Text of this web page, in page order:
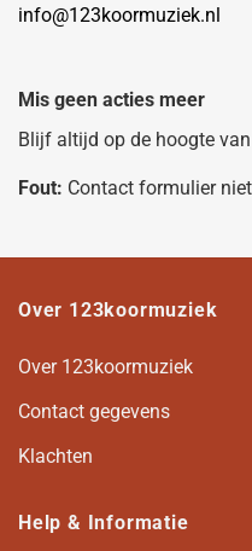
info@123koormuziek.nl
Mis geen acties meer
Blijf altijd op de hoogte
Fout: Contact formulier
Over 123koormuziek
Over 123koormuziek
Contact gegevens
Klachten
Help & Informatie